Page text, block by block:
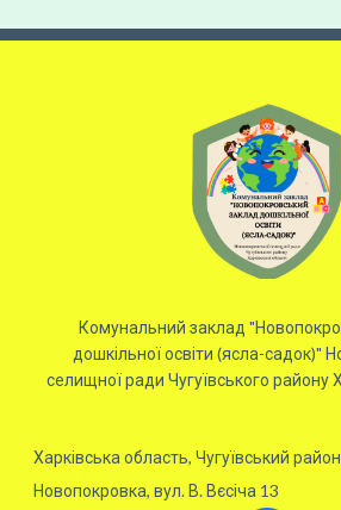
Комунальний заклад
дошкільної освіти (ясла-садок)"
селищної ради Чугуївського району
Харківська область, Чугуївський
Новопокровка, вул. В. Вєсіча 13